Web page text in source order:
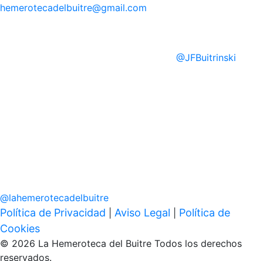
hemerotecadelbuitre@gmail.com
@JFBuitrinski
@lahemerotecadelbuitre
Política de Privacidad Aviso Legal
Política de
Cookies
© 2026 La Hemeroteca del Buitre Todos los derechos
reservados.